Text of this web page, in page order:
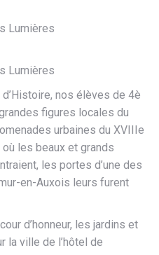
Lumières
Lumières
nos élèves de 4è
figures locales du
urbaines du XVIIIe
les beaux et grands
les portes d’une des
en-Auxois leurs furent
d’honneur, les jardins et
la ville de l’hôtel de